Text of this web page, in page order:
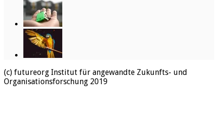
(c) futureorg Institut für angewandte Zukunfts- und
Organisationsforschung 2019